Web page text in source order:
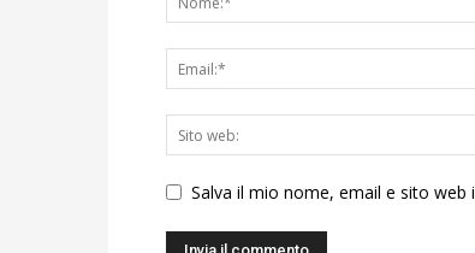
Salva il mio nome, email e sito